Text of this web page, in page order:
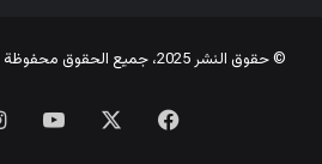
© حقوق النشر 2025، جميع الحقوق محفوظة | مركز رؤيا للبحوث والدراسات
فيسبوك